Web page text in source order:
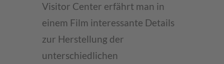
Visitor Center erfährt man in
einem Film interessante Details
zur Herstellung der
unterschiedlichen